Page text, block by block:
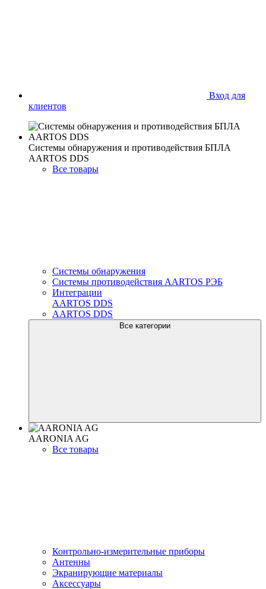
Вход для
клиентов
Системы обнаружения и противодействия БПЛА
AARTOS DDS
Все товары
Системы обнаружения
Системы противодействия AARTOS РЭБ
Интеграции
AARTOS DDS
AARTOS DDS
Все категории
AARONIA AG
Все товары
Контрольно-измерительные приборы
Антенны
Экранирующие материалы
Аксессуары